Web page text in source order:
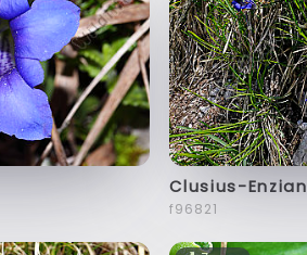
Clusius-Enzian
f96821